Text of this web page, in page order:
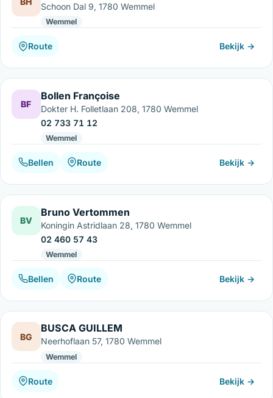
Schoon Dal 9, 1780 Wemmel
Wemmel
Route Bekijk →
BF
Bollen Françoise
Dokter H. Folletlaan 208, 1780 Wemmel
02 733 71 12
Wemmel
Bellen Route Bekijk →
BV
Bruno Vertommen
Koningin Astridlaan 28, 1780 Wemmel
02 460 57 43
Wemmel
Bellen Route Bekijk →
BG
BUSCA GUILLEM
Neerhoflaan 57, 1780 Wemmel
Wemmel
Route Bekijk →